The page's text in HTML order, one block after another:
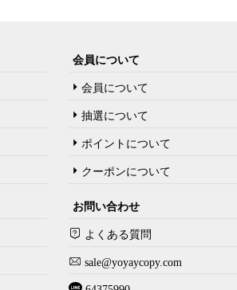
会員について
会員について
抽選について
ポイントについて
クーポンについて
お問い合わせ
よくある質問
sale@yoyaycopy.com